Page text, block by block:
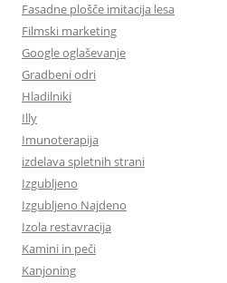
Fasadne plošče imitacija lesa
Filmski marketing
Google oglaševanje
Gradbeni odri
Hladilniki
Illy
Imunoterapija
izdelava spletnih strani
Izgubljeno
Izgubljeno Najdeno
Izola restavracija
Kamini in peči
Kanjoning